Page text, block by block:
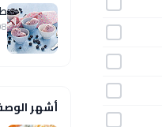
أشهر